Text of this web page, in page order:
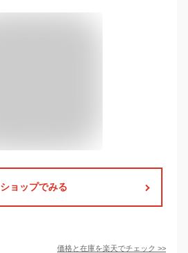
ショップでみる
価格と在庫を楽天でチェック >>